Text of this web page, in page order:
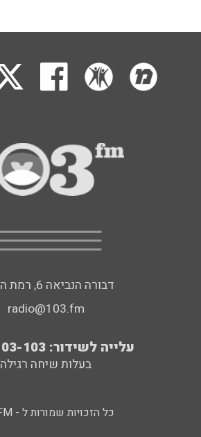
דבורה הנביאה 6, רמת השרון
radio@103.fm
עלייה לשידור: 0552-103-103
בעלות שיחה רגילה
כל הזכויות שמורות ל - 103FM